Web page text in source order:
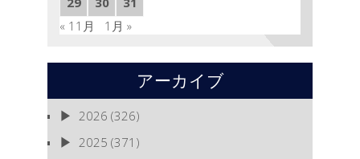
は
« 11月
1月 »
アーカイブ
2026 (326)
2025 (371)